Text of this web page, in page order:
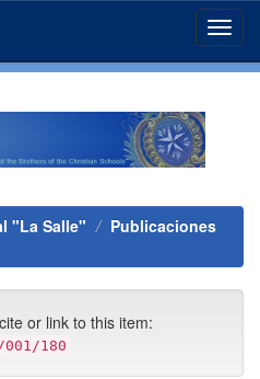
"La Salle"
Publicaciones
or link to this item:
180